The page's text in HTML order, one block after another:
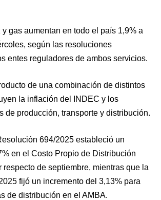
y gas aumentan en todo el país 1,9% a
según las resoluciones
entes reguladores de ambos servicios.
de una combinación de distintos
la inflación del INDEC y los
de producción, transporte y distribución.
694/2025 estableció un
en el Costo Propio de Distribución
respecto de septiembre, mientras que la
fijó un incremento del 3,13% para
de distribución en el AMBA.